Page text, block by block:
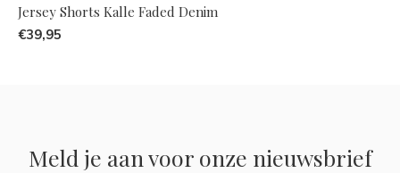
Jersey Shorts Kalle Faded Denim
€39,95
Meld je aan voor onze nieuwsbrief